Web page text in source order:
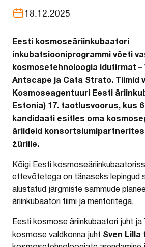
18.12.2025
Eesti kosmoseäriinkubaatori
inkubatsiooniprogrammi võeti
kosmosetehnoloogia idufirmat –
Antscape ja Cata Strato. Tiimid
Kosmoseagentuuri Eesti
Estonia) 17. taotlusvoorus, kus
kandidaati esitles oma
äriideid
žüriile.
Kõigi Eesti
ettevõtetega on tänaseks lepingud
alustatud järgmiste sammude
äriinkubaatori tiimi ja mentoritega.
Eesti kosmose äriinkubaatori juht ja
kosmose valdkonna juht Sven Lilla